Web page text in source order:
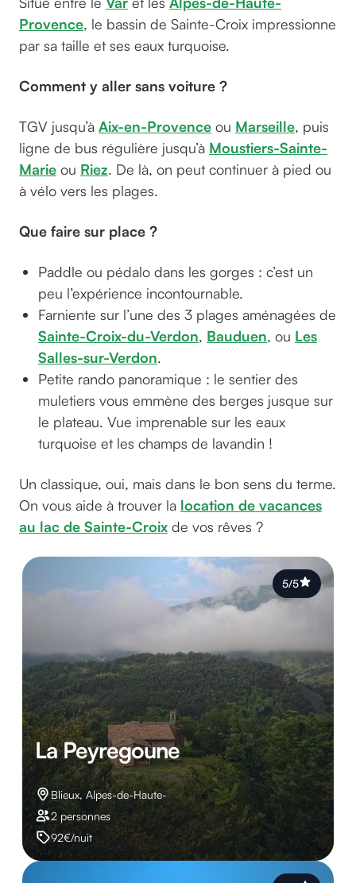
Provence, le bassin de Sainte-Croix impressionne
par sa taille et ses eaux turquoise.
Comment y aller sans voiture ?
TGV jusqu’à Aix-en-Provence ou Marseille, puis
ligne de bus régulière jusqu’à Moustiers-Sainte-
Marie ou Riez. De là, on peut continuer à pied ou
à vélo vers les plages.
Que faire sur place ?
Paddle ou pédalo dans les gorges : c’est un
peu l’expérience incontournable.
Farniente sur l’une des 3 plages aménagées de
Sainte-Croix-du-Verdon, Bauduen, ou Les
Salles-sur-Verdon.
Petite rando panoramique : le sentier des
muletiers vous emmène des berges jusque sur
le plateau. Vue imprenable sur les eaux
turquoise et les champs de lavandin !
Un classique, oui, mais dans le bon sens du terme.
On vous aide à trouver la location de vacances
au lac de Sainte-Croix de vos rêves ?
La Peyregoune
Blieux, Alpes-de-Haute-
2 personnes
92€/nuit
5/5